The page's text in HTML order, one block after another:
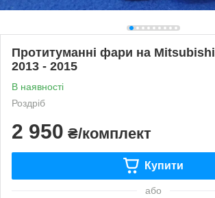
Протитуманні фари на
2013 - 2015
В наявності
Роздріб
2 950 ₴/комплект
Купити
або